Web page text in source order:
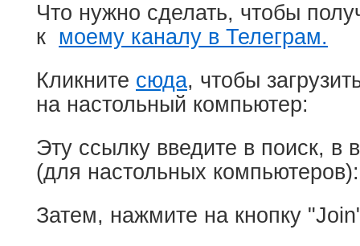
Что нужно сделать, чтобы
к моему каналу в Телеграм.
Кликните сюда, чтобы
на настольный компьютер:
Эту ссылку введите в поиск, в
(для настольных
Затем, нажмите на кнопку